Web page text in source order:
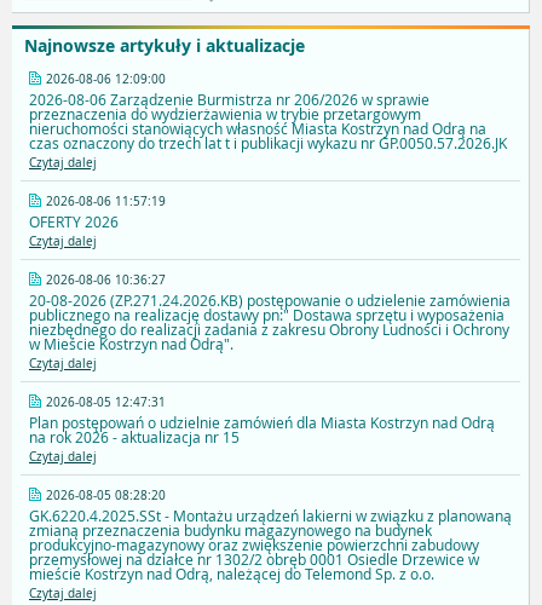
Najnowsze artykuły i aktualizacje
2026-08-06 12:09:00
2026-08-06 Zarządzenie Burmistrza nr 206/2026 w sprawie
przeznaczenia do wydzierżawienia w trybie przetargowym
nieruchomości stanowiących własność Miasta Kostrzyn nad Odrą na
czas oznaczony do trzech lat t i publikacji wykazu nr GP.0050.57.2026.JK
Czytaj dalej
2026-08-06 11:57:19
OFERTY 2026
Czytaj dalej
2026-08-06 10:36:27
20-08-2026 (ZP.271.24.2026.KB) postępowanie o udzielenie zamówienia
publicznego na realizację dostawy pn:" Dostawa sprzętu i wyposażenia
niezbędnego do realizacji zadania z zakresu Obrony Ludności i Ochrony
w Mieście Kostrzyn nad Odrą".
Czytaj dalej
2026-08-05 12:47:31
Plan postępowań o udzielnie zamówień dla Miasta Kostrzyn nad Odrą
na rok 2026 - aktualizacja nr 15
Czytaj dalej
2026-08-05 08:28:20
GK.6220.4.2025.SSt - Montażu urządzeń lakierni w związku z planowaną
zmianą przeznaczenia budynku magazynowego na budynek
produkcyjno-magazynowy oraz zwiększenie powierzchni zabudowy
przemysłowej na działce nr 1302/2 obręb 0001 Osiedle Drzewice w
mieście Kostrzyn nad Odrą, należącej do Telemond Sp. z o.o.
Czytaj dalej